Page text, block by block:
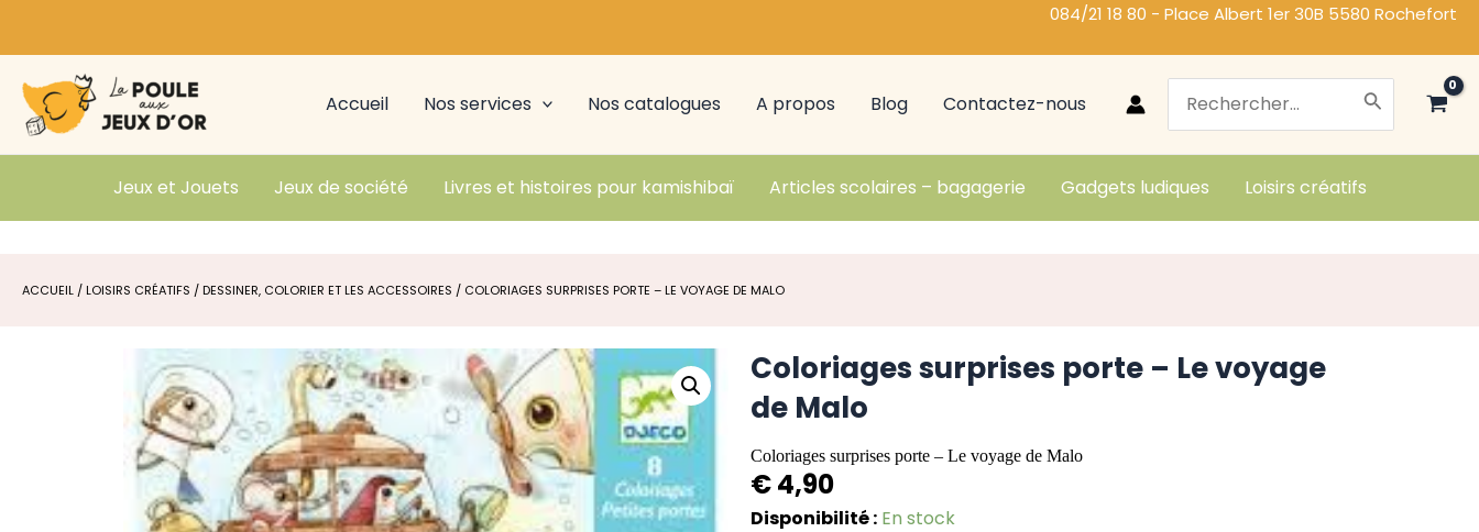
084/21 18 80 - Place Albert 1er 30B 5580 Rochefort
Accueil Nos services Nos catalogues A propos Blog Contactez-nous
Search
Jeux et Jouets Jeux de société Livres et histoires pour kamishibaï Articles scolaires – bagagerie Gadgets ludiques Loisirs créatifs
ACCUEIL /LOISIRS CRÉATIFS /DESSINER, COLORIER ET LES ACCESSOIRES / COLORIAGES SURPRISES PORTE – LE VOYAGE DE MALO
Coloriages surprises porte – Le voyage
de Malo
Coloriages surprises porte – Le voyage de Malo
€4,90
Disponibilité : En stock
quantité